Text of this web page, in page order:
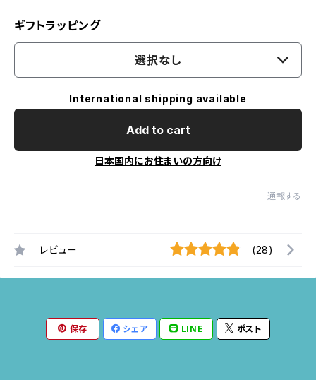
ギフトラッピング
選択なし
International shipping available
Add to cart
日本国内にお住まいの方向け
通報する
レビュー (28)
保存 シェア LINE ポスト